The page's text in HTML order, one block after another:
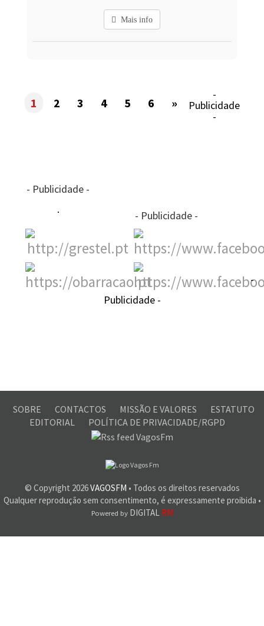
Mais info
1 2 3 4 5 6 »
-
Publicidade
-
- Publicidade -
- Publicidade -
-
Publicidade -
SOBRE CONTACTOS MISSÃO E VALORES
ESTATUTO
EDITORIAL
POLÍTICA DE PRIVACIDADE/RGPD
© Copyright 2026VAGOSFM • Todos os direitos reservados
Qualquer reprodução sem consentimento, é expressamente proibida •
Powered byDIGITAL RM